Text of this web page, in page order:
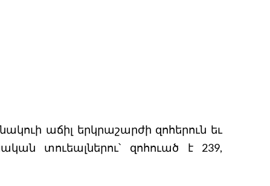
աճիլ երկրաշարժի զոհերուն եւ
տուեալներու՝ զոհուած է 239,